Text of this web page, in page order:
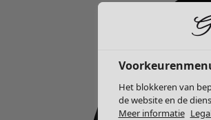
Het blokkeren van
de website en de
Meer informatie